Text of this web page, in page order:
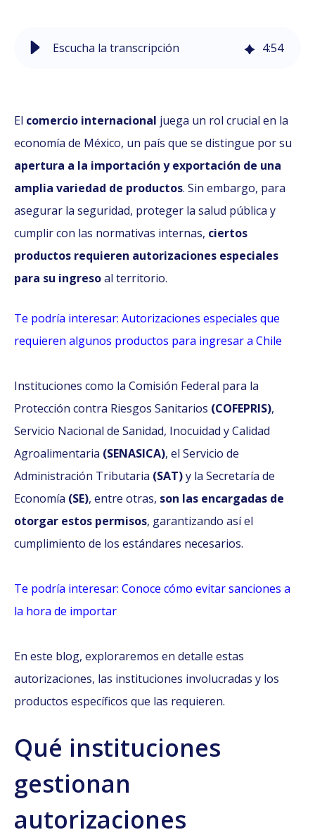
Escucha la transcripción 4:54
El comercio internacional juega un rol crucial en la
economía de México, un país que se distingue por su
apertura a la importación y exportación de una
amplia variedad de productos. Sin embargo, para
asegurar la seguridad, proteger la salud pública y
cumplir con las normativas internas, ciertos
productos requieren autorizaciones especiales
para su ingresoal territorio.
Te podría interesar: Autorizaciones especiales que
requieren algunos productos para ingresar a Chile
Instituciones como la Comisión Federal para la
Protección contra Riesgos Sanitarios (COFEPRIS),
Servicio Nacional de Sanidad, Inocuidad y Calidad
Agroalimentaria (SENASICA), el Servicio de
Administración Tributaria (SAT)y la Secretaría de
Economía (SE), entre otras, son las encargadas de
otorgar estos permisos, garantizando así el
cumplimiento de los estándares necesarios.
Te podría interesar: Conoce cómo evitar sanciones a
la hora de importar
En este blog, exploraremos en detalle estas
autorizaciones, las instituciones involucradas y los
productos específicos que las requieren.
Qué instituciones
gestionan
autorizaciones